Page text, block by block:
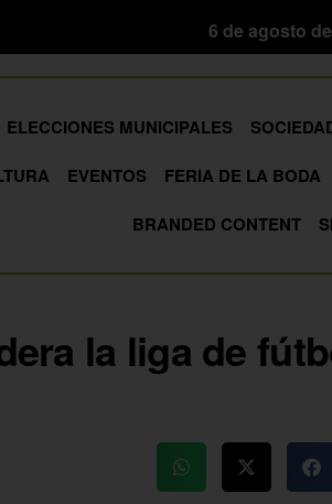
6 de agosto
ELECCIONES MUNICIPALES
EVENTOS FERIA DE LA BODA
BRANDED CONTENT
la liga de